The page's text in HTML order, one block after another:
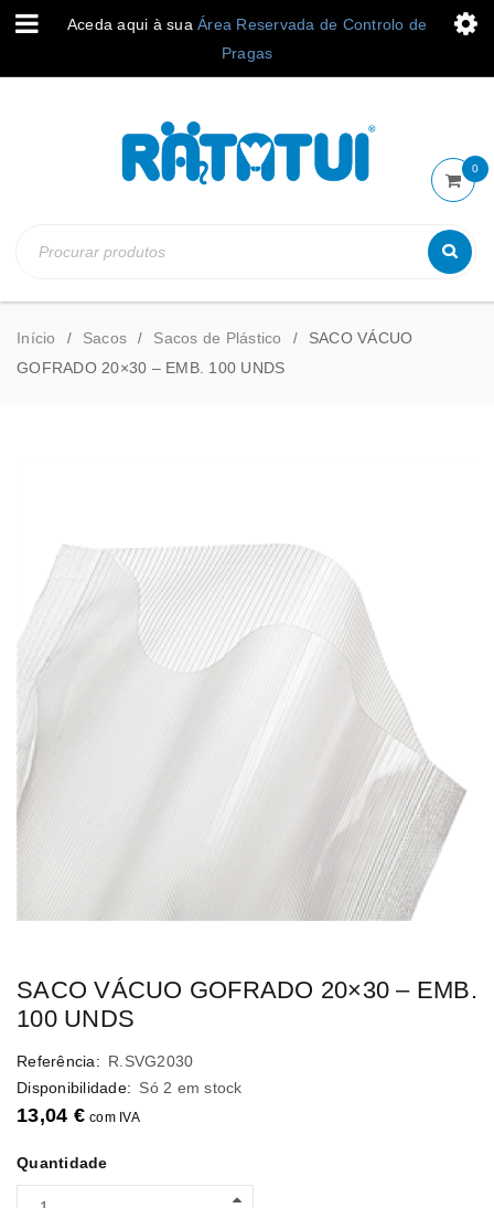
Aceda aqui à sua Área Reservada de Controlo de
Pragas
0
Início / Sacos / Sacos de Plástico /
SACO VÁCUO
GOFRADO 20×30 – EMB. 100 UNDS
SACO VÁCUO GOFRADO 20×30 – EMB.
100 UNDS
Referência: R.SVG2030
Disponibilidade: Só 2 em stock
13,04 € com IVA
Quantidade